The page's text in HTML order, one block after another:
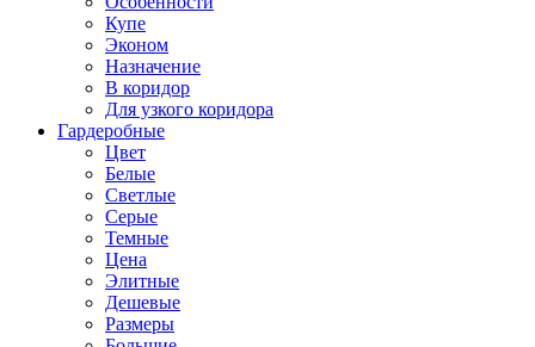
Купе
Эконом
Назначение
В коридор
Для узкого коридора
Гардеробные
Цвет
Белые
Светлые
Серые
Темные
Цена
Элитные
Дешевые
Размеры